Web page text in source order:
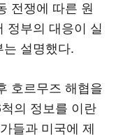
전쟁에 따른 원
정부의 대응이 실
설명했다.
호르무즈 해협을
의 정보를 이란
들과 미국에 제